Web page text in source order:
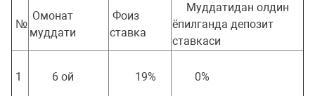
№
Омонат
муддати
Фоиз
ставка
Муддатидан олдин
ёпилганда депозит
ставкаси
1 6 ой 19% 0%